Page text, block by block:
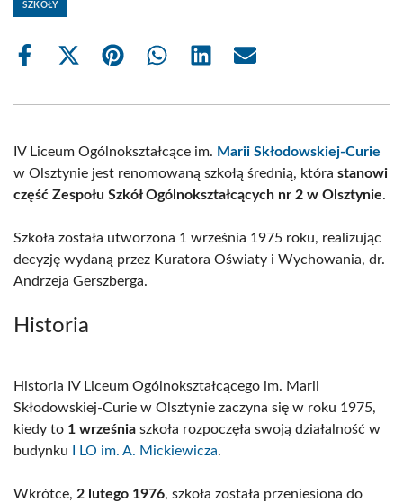
SZKOŁY
Share
Share
(Twitter)
Share Share Share Share
IV Liceum Ogólnokształcące im. Marii Skłodowskiej-Curie
w Olsztynie jest renomowaną szkołą średnią, która stanowi
część Zespołu Szkół Ogólnokształcących nr 2 w Olsztynie.
Szkoła została utworzona 1 września 1975 roku, realizując
decyzję wydaną przez Kuratora Oświaty i Wychowania, dr.
Andrzeja Gerszberga.
Historia
Historia IV Liceum Ogólnokształcącego im. Marii
Skłodowskiej-Curie w Olsztynie zaczyna się w roku 1975,
kiedy to 1 września szkoła rozpoczęła swoją działalność w
budynku
I LO im. A. Mickiewicza.
Wkrótce, 2 lutego 1976, szkoła została przeniesiona do